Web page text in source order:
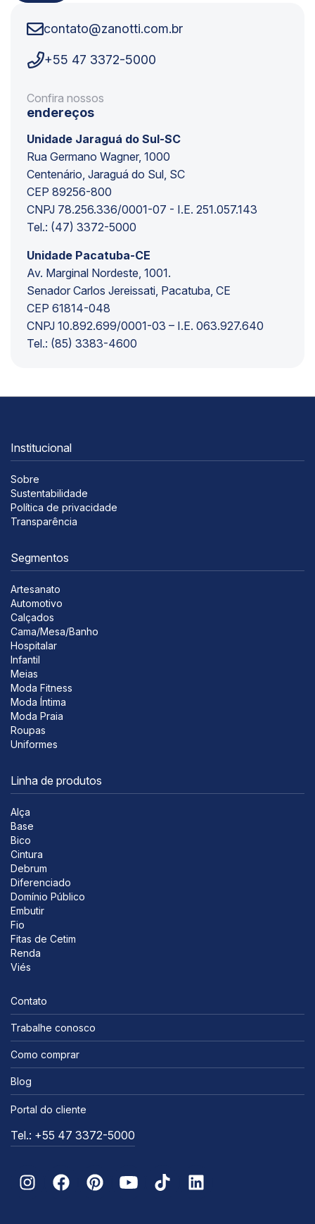
contato@zanotti.com.br
+55 47 3372-5000
Confira nossos
endereços
Unidade Jaraguá do Sul-SC
Rua Germano Wagner, 1000
Centenário, Jaraguá do Sul, SC
CEP 89256-800
CNPJ 78.256.336/0001-07 - I.E. 251.057.143
Tel.: (47) 3372-5000
Unidade Pacatuba-CE
Av. Marginal Nordeste, 1001.
Senador Carlos Jereissati, Pacatuba, CE
CEP 61814-048
CNPJ 10.892.699/0001-03 – I.E. 063.927.640
Tel.: (85) 3383-4600
Institucional
Sobre
Sustentabilidade
Política de privacidade
Transparência
Segmentos
Artesanato
Automotivo
Calçados
Cama/Mesa/Banho
Hospitalar
Infantil
Meias
Moda Fitness
Moda Íntima
Moda Praia
Roupas
Uniformes
Linha de produtos
Alça
Base
Bico
Cintura
Debrum
Diferenciado
Domínio Público
Embutir
Fio
Fitas de Cetim
Renda
Viés
Contato
Trabalhe conosco
Como comprar
Blog
Portal do cliente
Tel.: +55 47 3372-5000